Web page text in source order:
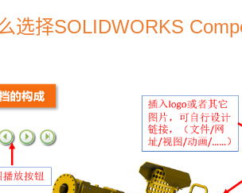
选择SOLIDWORKS